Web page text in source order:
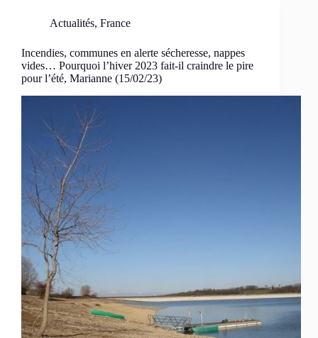
Actualités, France
Incendies, communes en alerte sécheresse, nappes
vides… Pourquoi l’hiver 2023 fait-il craindre le pire
pour l’été, Marianne (15/02/23)